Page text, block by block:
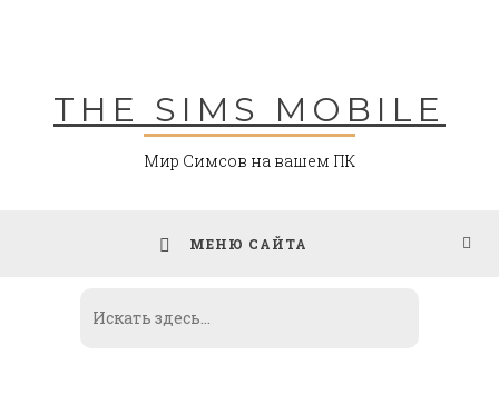
THE SIMS MOBILE
Мир Симсов на вашем ПК
МЕНЮ САЙТА